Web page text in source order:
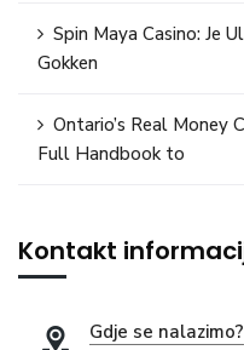
Spin Maya Casino: Je
Gokken
Ontario’s Real Money
Full Handbook to
Kontakt
Gdje se nalazimo?